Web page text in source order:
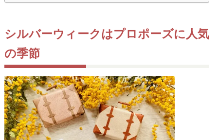
シルバーウィークはプロポーズに人気
の季節